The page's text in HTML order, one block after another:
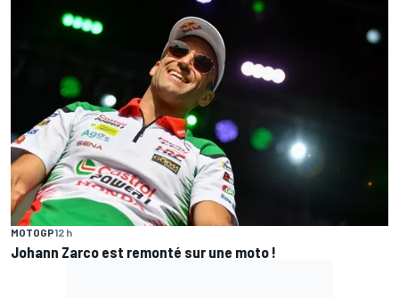
MOTOGP12 h
Johann Zarco est remonté sur une moto !